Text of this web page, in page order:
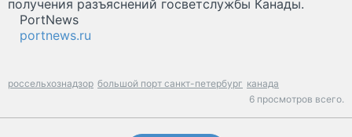
получения разъяснений госветслужбы Канады.
PortNews
portnews.ru
россельхознадзор большой порт санкт-петербург канада
6 просмотров всего.